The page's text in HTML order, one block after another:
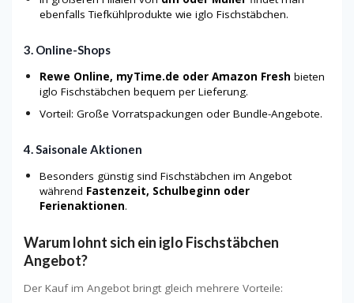
ebenfalls Tiefkühlprodukte wie iglo Fischstäbchen.
3. Online-Shops
Rewe Online, myTime.de oder Amazon Fresh bieten
iglo Fischstäbchen bequem per Lieferung.
Vorteil: Große Vorratspackungen oder Bundle-Angebote.
4. Saisonale Aktionen
Besonders günstig sind Fischstäbchen im Angebot
während Fastenzeit, Schulbeginn oder
Ferienaktionen.
Warum lohnt sich ein iglo Fischstäbchen
Angebot?
Der Kauf im Angebot bringt gleich mehrere Vorteile: